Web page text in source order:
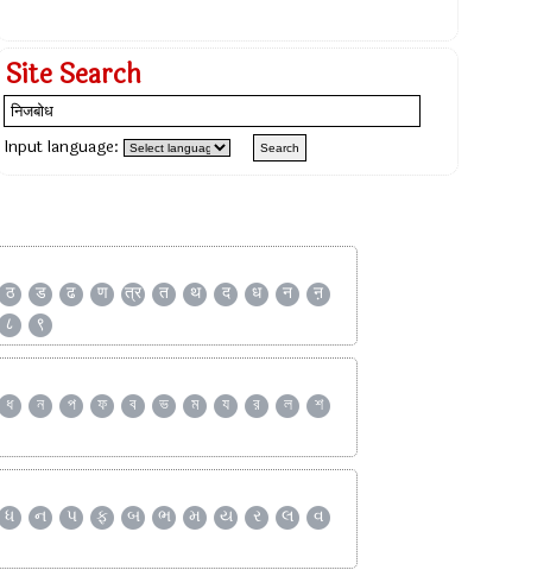
Site Search
Input language:
ठ ड ढ ण त्र त थ द ध न
ऩ
८ ९
ধ ন প ফ ব ভ ম য র ল
শ
ધ ન પ ફ બ ભ મ ય ર લ
વ